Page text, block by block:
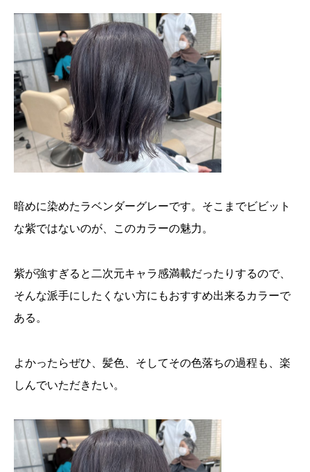
暗めに染めたラベンダーグレーです。そこまでビビット
な紫ではないのが、このカラーの魅力。
紫が強すぎると二次元キャラ感満載だったりするので、
そんな派手にしたくない方にもおすすめ出来るカラーで
ある。
よかったらぜひ、髪色、そしてその色落ちの過程も、楽
しんでいただきたい。